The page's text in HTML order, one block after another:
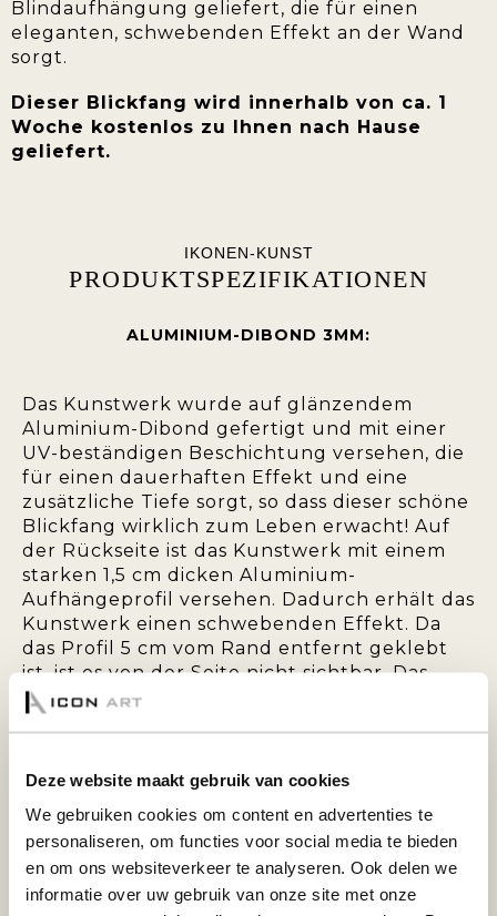
Deze website maakt gebruik van cookies
We gebruiken cookies om content en advertenties te
personaliseren, om functies voor social media te bieden
en om ons websiteverkeer te analyseren. Ook delen we
informatie over uw gebruik van onze site met onze
Blindaufhängung geliefert, die für einen
eleganten, schwebenden Effekt an der Wand
sorgt.
Dieser Blickfang wird innerhalb von ca. 1
Woche kostenlos zu Ihnen nach Hause
geliefert.
IKONEN-KUNST
PRODUKTSPEZIFIKATIONEN
ALUMINIUM-DIBOND 3MM:
Das Kunstwerk wurde auf glänzendem
Aluminium-Dibond gefertigt und mit einer
UV-beständigen Beschichtung versehen, die
für einen dauerhaften Effekt und eine
zusätzliche Tiefe sorgt, so dass dieser schöne
Blickfang wirklich zum Leben erwacht! Auf
der Rückseite ist das Kunstwerk mit einem
starken 1,5 cm dicken Aluminium-
Aufhängeprofil versehen. Dadurch erhält das
Kunstwerk einen schwebenden Effekt. Da
das Profil 5 cm vom Rand entfernt geklebt
ist, ist es von der Seite nicht sichtbar. Das
hintere Profil sorgt außerdem für
zusätzliche Stabilität und verhindert, dass
PLEXIGLAS 5MM:
Das Foto wird auf Fuji-Fotopapier gedruckt
und anschließend mit 5 mm